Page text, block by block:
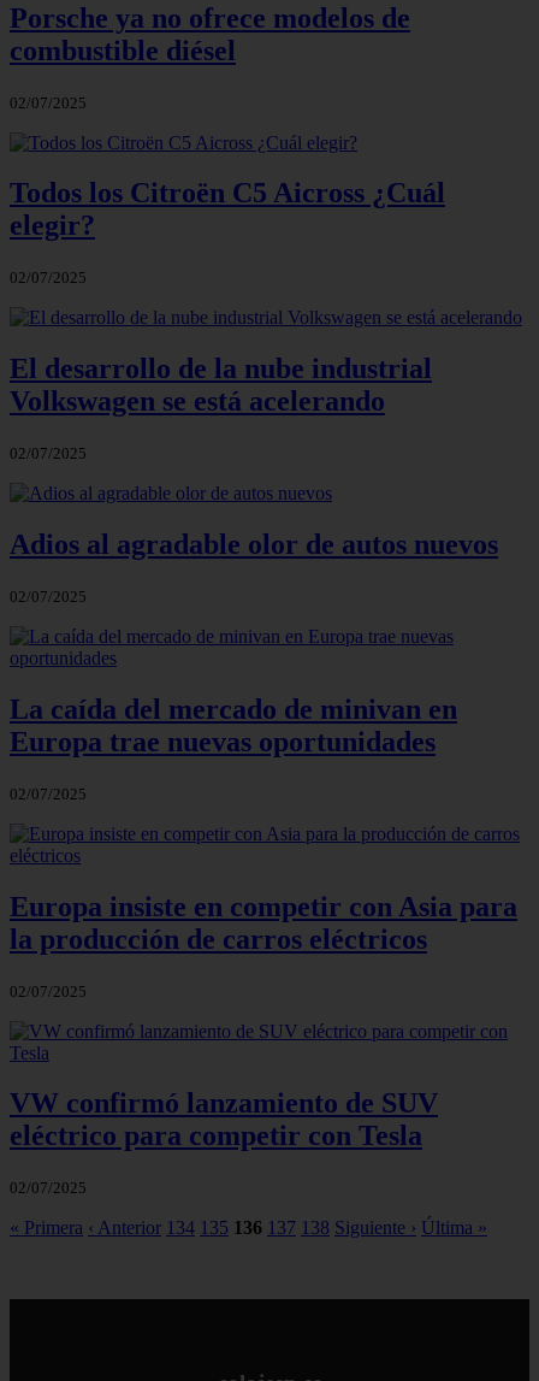
Porsche ya no ofrece modelos de
combustible diésel
02/07/2025
Todos los Citroën C5 Aicross ¿Cuál
elegir?
02/07/2025
El desarrollo de la nube industrial
Volkswagen se está acelerando
02/07/2025
Adios al agradable olor de autos nuevos
02/07/2025
La caída del mercado de minivan en
Europa trae nuevas oportunidades
02/07/2025
Europa insiste en competir con Asia para
la producción de carros eléctricos
02/07/2025
VW confirmó lanzamiento de SUV
eléctrico para competir con Tesla
02/07/2025
« Primera ‹ Anterior 134 135 136 137 138 Siguiente › Última »